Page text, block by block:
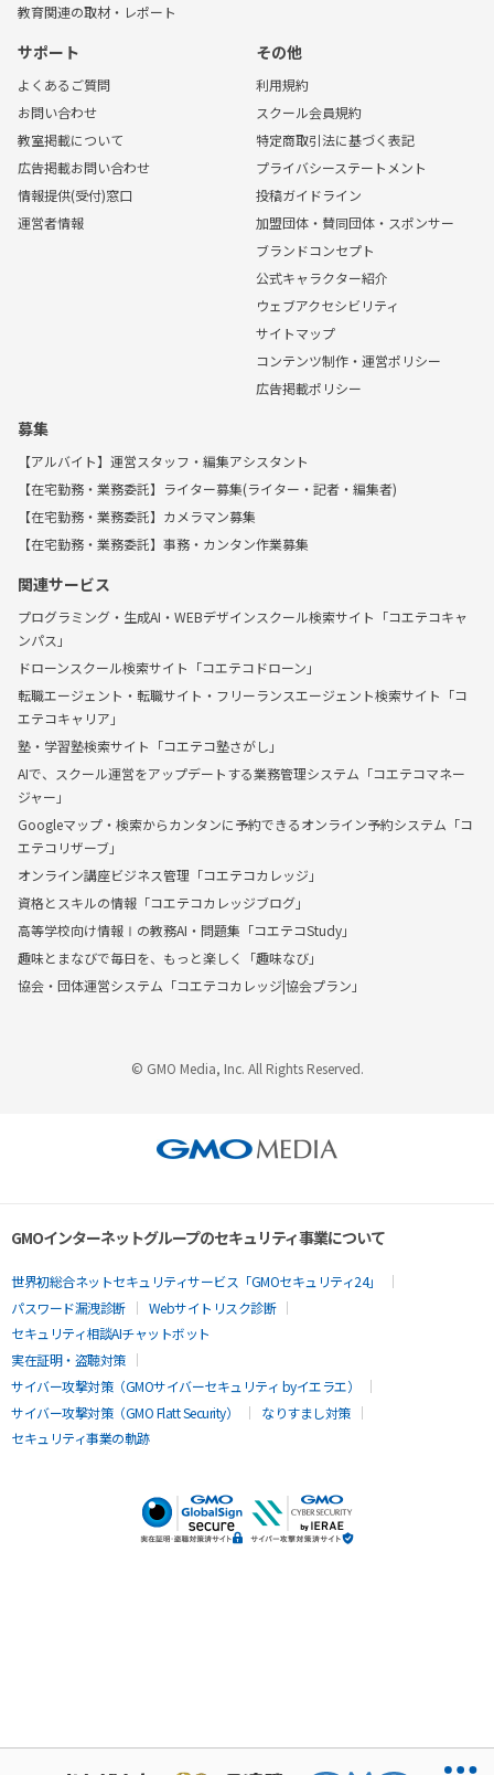
教育関連の取材・レポート
サポート
よくあるご質問
お問い合わせ
教室掲載について
広告掲載お問い合わせ
情報提供(受付)窓口
運営者情報
その他
利用規約
スクール会員規約
特定商取引法に基づく表記
プライバシーステートメント
投稿ガイドライン
加盟団体・賛同団体・スポンサー
ブランドコンセプト
公式キャラクター紹介
ウェブアクセシビリティ
サイトマップ
コンテンツ制作・運営ポリシー
広告掲載ポリシー
募集
【アルバイト】運営スタッフ・編集アシスタント
【在宅勤務・業務委託】ライター募集(ライター・記者・編集者)
【在宅勤務・業務委託】カメラマン募集
【在宅勤務・業務委託】事務・カンタン作業募集
関連サービス
プログラミング・生成AI・WEBデザインスクール検索サイト「コエテコキャ
ンパス」
ドローンスクール検索サイト「コエテコドローン」
転職エージェント・転職サイト・フリーランスエージェント検索サイト「コ
エテコキャリア」
塾・学習塾検索サイト「コエテコ塾さがし」
AIで、スクール運営をアップデートする業務管理システム「コエテコマネー
ジャー」
Googleマップ・検索からカンタンに予約できるオンライン予約システム「コ
エテコリザーブ」
オンライン講座ビジネス管理「コエテコカレッジ」
資格とスキルの情報「コエテコカレッジブログ」
高等学校向け情報Ⅰの教務AI・問題集「コエテコStudy」
趣味とまなびで毎日を、もっと楽しく「趣味なび」
協会・団体運営システム「コエテコカレッジ|協会プラン」
© GMO Media, Inc. All Rights Reserved.
GMOインターネットグループのセキュリティ事業について
世界初総合ネットセキュリティサービス「GMOセキュリティ24」
パスワード漏洩診断
Webサイトリスク診断
セキュリティ相談AIチャットボット
実在証明・盗聴対策
サイバー攻撃対策（GMOサイバーセキュリティ byイエラエ）
サイバー攻撃対策（GMO Flatt Security）
なりすまし対策
セキュリティ事業の軌跡